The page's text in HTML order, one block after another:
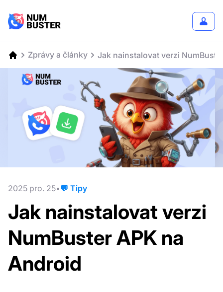
Zprávy a články Jak nainstalovat verzi
2025 pro. 25 💬 Tipy
Jak nainstalovat verzi
NumBuster APK na
Android